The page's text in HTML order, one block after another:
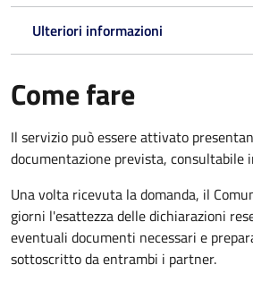
Ulteriori informazioni
Come fare
Il servizio può essere attivato
documentazione prevista, consultabile
Una volta ricevuta la domanda, il
giorni l'esattezza delle dichiarazioni
eventuali documenti necessari e
sottoscritto da entrambi i partner.